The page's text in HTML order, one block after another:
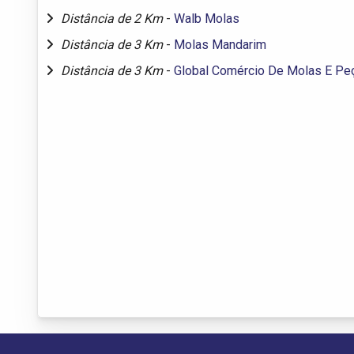
Distância de 2 Km - Walb Molas
Distância de 3 Km - Molas Mandarim
Distância de 3 Km - Global Comércio De Molas E